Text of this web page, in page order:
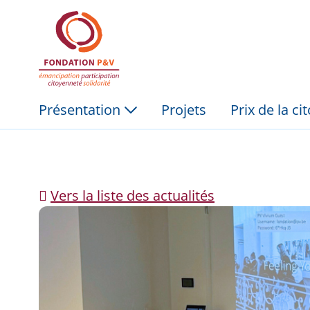
Saut au contenu principal
Feeling You(th).
Présentation Projets Prix de la
Vers la liste des actualités